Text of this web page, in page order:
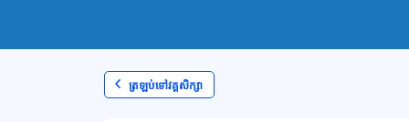
ត្រឡប់ទៅវគ្គសិក្សា